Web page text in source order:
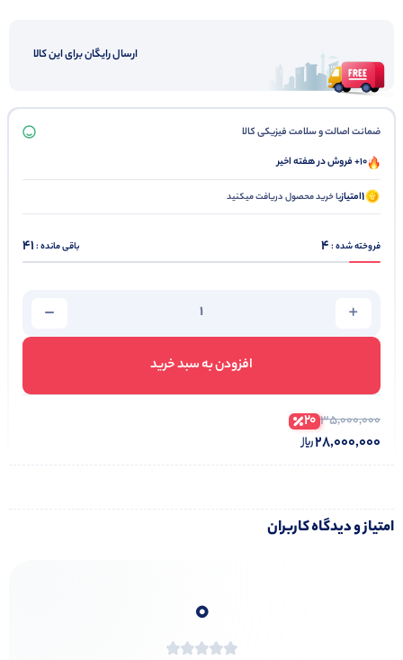
ارسال رایگان برای این کالا
ضمانت اصالت و سلامت فیزیکی کالا
10+ فروش در هفته اخیر
1امتیازبا خرید محصول دریافت میکنید
فروخته شده :4 باقی مانده :41
افزودن به سبد خرید
35,000,000
20
28,000,000
امتیاز و دیدگاه کاربران
0